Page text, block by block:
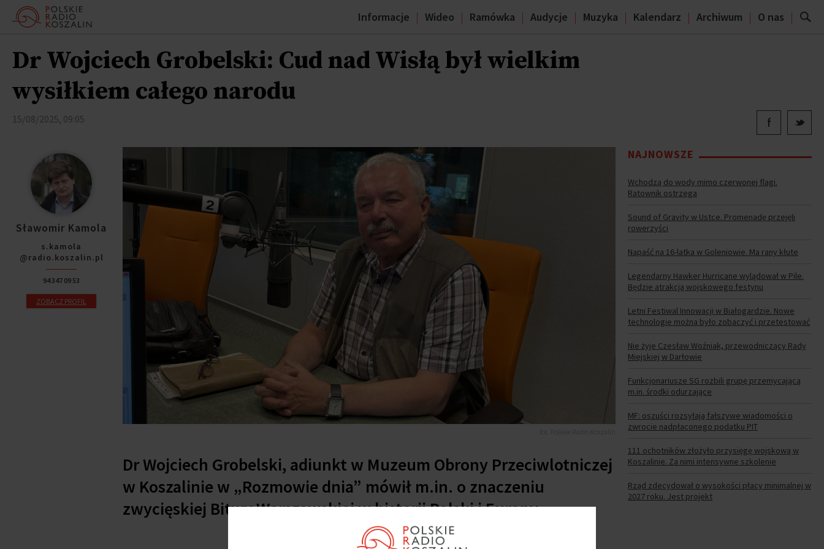
Informacje Wideo Ramówka Audycje Muzyka Kalendarz Archiwum O nas
Dr Wojciech Grobelski: Cud nad Wisłą był wielkim
wysiłkiem całego narodu
15/08/2025, 09:05
Sławomir Kamola
s.kamola
@radio.koszalin.pl
94 347 09 53
ZOBACZ PROFIL
Dr Wojciech Grobelski, adiunkt w Muzeum Obrony Przeciwlotniczej
w Koszalinie w „Rozmowie dnia” mówił m.in. o znaczeniu
zwycięskiej Bitwy Warszawskiej w historii Polski i Europy.
NAJNOWSZE
Wchodzą do wody mimo czerwonej flagi.
Ratownik ostrzega
Sound of Gravity w Ustce. Promenadę przejęli
rowerzyści
Napaść na 16-latka w Goleniowie. Ma rany kłute
Legendarny Hawker Hurricane wylądował w Pile.
Będzie atrakcją wojskowego festynu
Letni Festiwal Innowacji w Białogardzie. Nowe
technologie można było zobaczyć i przetestować
Nie żyje Czesław Woźniak, przewodniczący Rady
Miejskiej w Darłowie
Funkcjonariusze SG rozbili grupę przemycającą
m.in. środki odurzające
MF: oszuści rozsyłają fałszywe wiadomości o
zwrocie nadpłaconego podatku PIT
111 ochotników złożyło przysięgę wojskową w
Koszalinie. Za nimi intensywne szkolenie
Rząd zdecydował o wysokości płacy minimalnej w
2027 roku. Jest projekt